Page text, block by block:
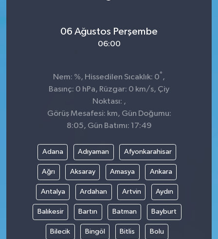
06 Ağustos Perşembe
06:00
Nem: %, Hissedilen Sıcaklık: 0° ,
Basınç: 0 hPa, Rüzgar: 0 km/s, Çiy
Noktası: ,
Görüş Mesafesi: km, Gün Doğumu:
8:05, Gün Batımı: 17:49
Adana Adıyaman Afyonkarahisar
Ağrı Aksaray Amasya Ankara
Antalya Ardahan Artvin Aydın
Balıkesir Bartın Batman Bayburt
Bilecik Bingöl Bitlis Bolu
MAGAZİN
OTOMOBİL
RÖPORTAJ
SAĞLIK
SPOR
TARIM